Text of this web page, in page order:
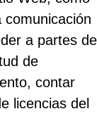
a partes de
de
contar
licencias del